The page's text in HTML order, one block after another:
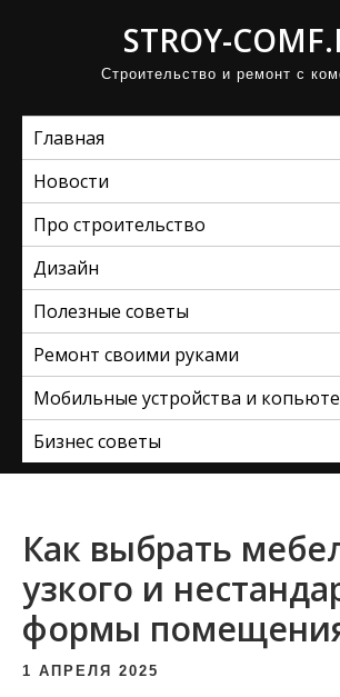
STROY-
Строительство и ремонт с
Главная
Новости
Про строительство
Дизайн
Полезные советы
Ремонт своими руками
Мобильные устройства и
Бизнес советы
Как выбрать
узкого и
формы
1 АПРЕЛЯ 2025